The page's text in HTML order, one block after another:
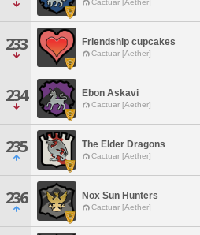
Cactuar [Aether]
233 Friendship cupcakes
Cactuar [Aether]
234 Ebon Askavi
Cactuar [Aether]
235 The Elder Dragons
Cactuar [Aether]
236 Nox Sun Hunters
Cactuar [Aether]